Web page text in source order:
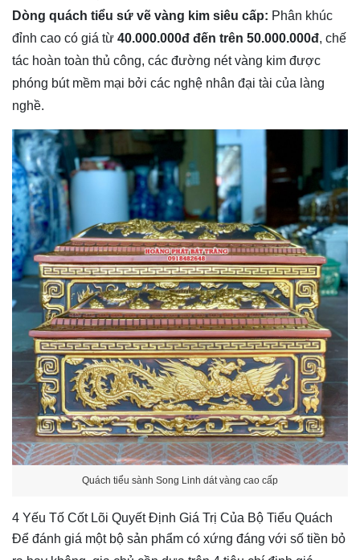
Dòng quách tiểu sứ vẽ vàng kim siêu cấp: Phân khúc
đỉnh cao có giá từ 40.000.000đ đến trên 50.000.000đ, chế
tác hoàn toàn thủ công, các đường nét vàng kim được
phóng bút mềm mại bởi các nghệ nhân đại tài của làng
nghề.
Quách tiểu sành Song Linh dát vàng cao cấp
4 Yếu Tố Cốt Lõi Quyết Định Giá Trị Của Bộ Tiểu Quách
Để đánh giá một bộ sản phẩm có xứng đáng với số tiền bỏ